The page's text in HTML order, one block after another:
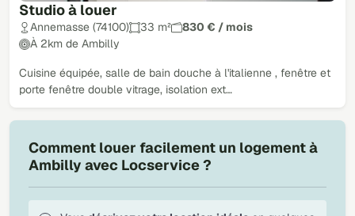
Studio à louer
Annemasse (74100) 33 m²
830 € / mois
À 2km de Ambilly
Cuisine équipée, salle de bain douche à l'italienne , fenêtre et
porte fenêtre double vitrage, isolation ext…
Comment louer facilement un logement à
Ambilly avec Locservice ?